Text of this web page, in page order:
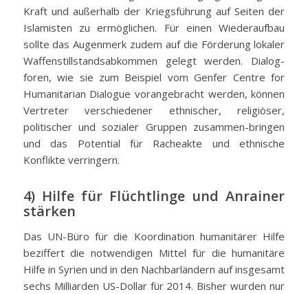
Kraft und außerhalb der Kriegsführung auf Seiten der
Islamisten zu ermöglichen. Für einen Wiederaufbau
sollte das Augenmerk zudem auf die Förderung lokaler
Waffenstillstandsabkommen gelegt werden. Dialog-
foren, wie sie zum Beispiel vom Genfer Centre for
Humanitarian Dialogue vorangebracht werden, können
Vertreter verschiedener ethnischer, religiöser,
politischer und sozialer Gruppen zusammen-bringen
und das Potential für Racheakte und ethnische
Konflikte verringern.
4) Hilfe für Flüchtlinge und Anrainer
stärken
Das UN-Büro für die Koordination humanitärer Hilfe
beziffert die notwendigen Mittel für die humanitäre
Hilfe in Syrien und in den Nachbarländern auf insgesamt
sechs Milliarden US-Dollar für 2014. Bisher wurden nur